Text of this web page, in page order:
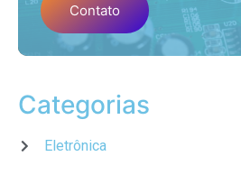
Contato
Categorias
Eletrônica